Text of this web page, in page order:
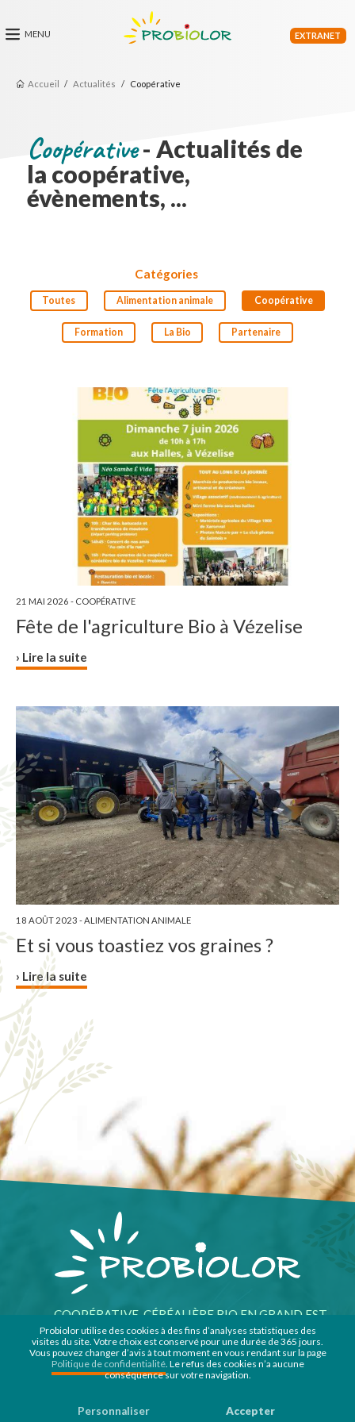
EXTRANET
Accueil Actualités Coopérative
Coopérative- Actualités de
la coopérative,
évènements, ...
Catégories
Toutes Alimentation animale Coopérative
Formation La Bio Partenaire
21 MAI 2026 - COOPÉRATIVE
Fête de l'agriculture Bio à Vézelise
› Lire la suite
18 AOÛT 2023 -ALIMENTATION ANIMALE
Et si vous toastiez vos graines ?
› Lire la suite
COOPÉRATIVE CÉRÉALIÈRE BIO EN GRAND EST,
SOLIDAIRE & HUMAINE
PRODUCTIONS
ACTUALITÉS
CONTACTEZ-NOUS
Probiolor utilise des cookies à des fins d’analyses statistiques des
visites du site. Votre choix est conservé pour une durée de 365 jours.
Vous pouvez changer d’avis à tout moment en vous rendant sur la page
Politique de confidentialité. Le refus des cookies n’a aucune
conséquence sur votre navigation.
Personnaliser Accepter